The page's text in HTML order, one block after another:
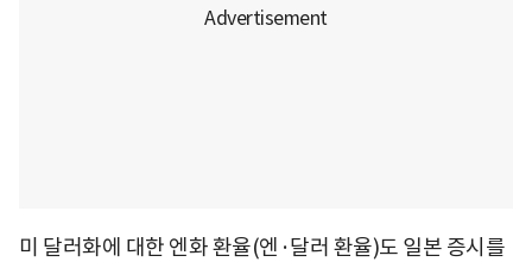
미 달러화에 대한 엔화 환율(엔·달러 환율)도 일본 증시를